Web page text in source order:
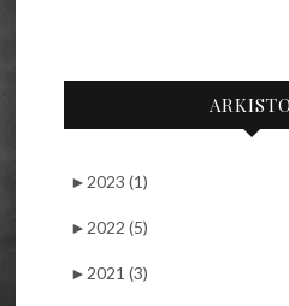
ARKISTO
► 2023 (1)
► 2022 (5)
► 2021 (3)